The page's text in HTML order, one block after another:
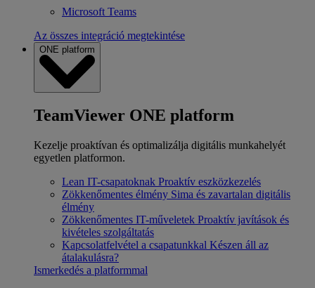
Microsoft Teams
Az összes integráció megtekintése
ONE platform
TeamViewer ONE platform
Kezelje proaktívan és optimalizálja digitális munkahelyét
egyetlen platformon.
Lean IT-csapatoknak Proaktív eszközkezelés
Zökkenőmentes élmény Sima és zavartalan digitális
élmény
Zökkenőmentes IT-műveletek Proaktív javítások és
kivételes szolgáltatás
Kapcsolatfelvétel a csapatunkkal Készen áll az
átalakulásra?
Ismerkedés a platformmal